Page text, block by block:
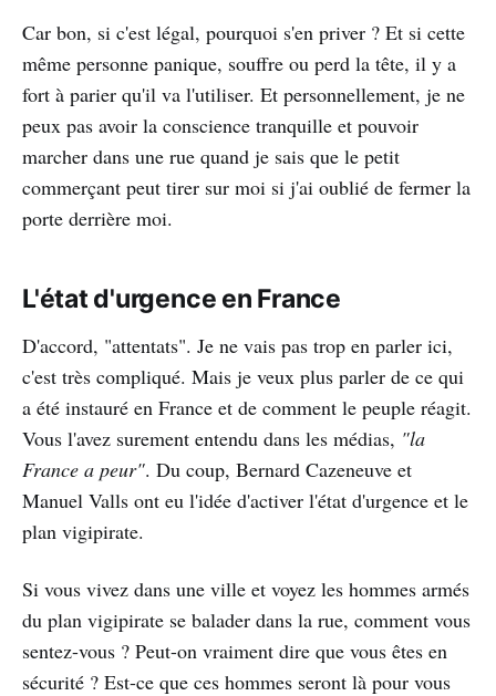
Car bon, si c'est légal, pourquoi s'en priver ? Et si cette
même personne panique, souffre ou perd la tête, il y a
fort à parier qu'il va l'utiliser. Et personnellement, je ne
peux pas avoir la conscience tranquille et pouvoir
marcher dans une rue quand je sais que le petit
commerçant peut tirer sur moi si j'ai oublié de fermer la
porte derrière moi.
L'état d'urgence en France
D'accord, "attentats". Je ne vais pas trop en parler ici,
c'est très compliqué. Mais je veux plus parler de ce qui
a été instauré en France et de comment le peuple réagit.
Vous l'avez surement entendu dans les médias, "la
France a peur". Du coup, Bernard Cazeneuve et
Manuel Valls ont eu l'idée d'activer l'état d'urgence et le
plan vigipirate.
Si vous vivez dans une ville et voyez les hommes armés
du plan vigipirate se balader dans la rue, comment vous
sentez-vous ? Peut-on vraiment dire que vous êtes en
sécurité ? Est-ce que ces hommes seront là pour vous